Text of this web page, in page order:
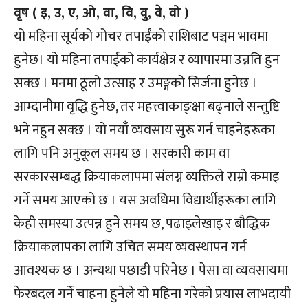
वृष ( इ, उ, ए, ओ, वा, वि, वु, वे, वो )
यो महिना सूर्यको गोचर तपाईंको राशिबाट पञ्चम भावमा
हुनेछ। यो महिना तपाईंको कार्यक्षेत्र र व्यापारमा उन्नति हुन
सक्छ । मनमा ठूलो उत्साह र उमङ्गको सिर्जना हुनेछ ।
आम्दानीमा वृद्धि हुनेछ, तर महत्त्वाकाङ्क्षा बढ्नाले सन्तुष्टि
भने नहुन सक्छ । यो नयाँ व्यवसाय सुरू गर्न चाहनेहरूका
लागि पनि अनुकूल समय छ । सरकारी काम वा
सरकारसम्बद्ध क्रियाकलापमा संलग्न व्यक्तिले राम्रो कमाइ
गर्ने समय आएको छ । यस अवधिमा विद्यार्थीहरूका लागि
केही समस्या उत्पन्न हुने समय छ, पढाइलेखाइ र बौद्धिक
क्रियाकलापका लागि उचित समय व्यवस्थापन गर्न
आवश्यक छ । अन्यथा पछाडी परिनेछ । पेसा वा व्यवसायमा
फेरबदल गर्ने चाहना हुनेले यो महिना गरेको प्रयास लाभदायी